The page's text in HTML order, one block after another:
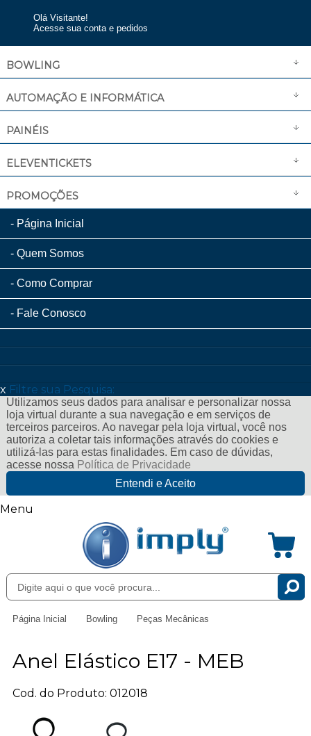
Olá Visitante!
Acesse sua conta e pedidos
BOWLING
AUTOMAÇÃO E INFORMÁTICA
PAINÉIS
ELEVENTICKETS
PROMOÇÕES
Página Inicial
Quem Somos
Como Comprar
Fale Conosco
x Filtre sua Pesquisa:
Utilizamos seus dados para analisar e personalizar nossa
loja virtual durante a sua navegação e em serviços de
terceiros parceiros. Ao navegar pela loja virtual, você nos
autoriza a coletar tais informações através do cookies e
utilizá-las para estas finalidades. Em caso de dúvidas,
acesse nossa Política de Privacidade
Entendi e Aceito
Menu
Página Inicial Bowling Peças Mecânicas
Anel Elástico E17 - MEB
Cod. do Produto: 012018